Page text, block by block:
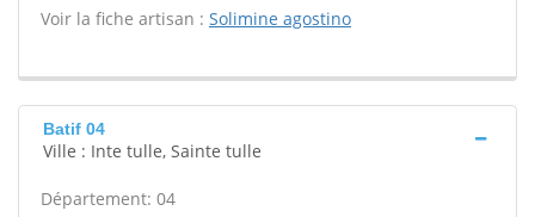
Voir la fiche artisan : Solimine agostino
Batif 04
Ville : Inte tulle, Sainte tulle
Département: 04